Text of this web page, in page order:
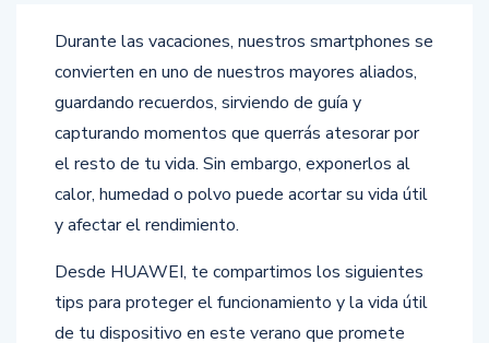
Durante las vacaciones, nuestros smartphones se
convierten en uno de nuestros mayores aliados,
guardando recuerdos, sirviendo de guía y
capturando momentos que querrás atesorar por
el resto de tu vida. Sin embargo, exponerlos al
calor, humedad o polvo puede acortar su vida útil
y afectar el rendimiento.
Desde HUAWEI, te compartimos los siguientes
tips para proteger el funcionamiento y la vida útil
de tu dispositivo en este verano que promete